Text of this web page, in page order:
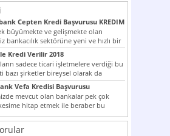
Cepten Kredi Başvurusu KREDIM
büyümekte ve gelişmekte olan
bankacılık sektörüne yeni ve hızlı bir
olan...
Kredi Verilir 2018
sadece ticari işletmelere verdiği bu
bazı şirketler bireysel olarak da
Senetle kredi...
Vefa Kredisi Başvurusu
mevcut olan bankalar pek çok
hitap etmek ile beraber bu
son...